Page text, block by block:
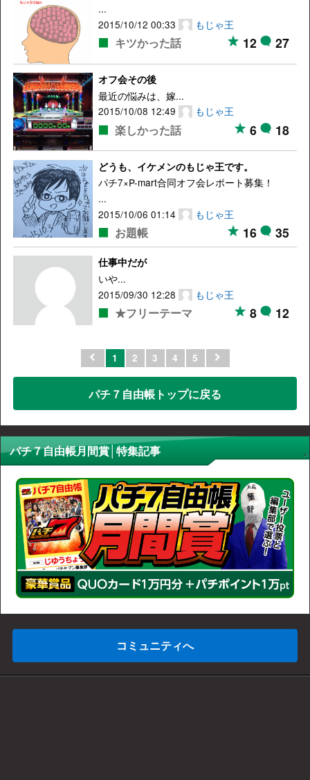
...
2015/10/12 00:33
もじゃ王
キツかった話 12 27
オフ会その後
最近の悩みは、嫁...
2015/10/08 12:49
もじゃ王
楽しかった話 6 18
どうも、イケメンのもじゃ王です。
パチ7×P-mart合同オフ会レポート募集！
...
2015/10/06 01:14
もじゃ王
お題帳 16 35
仕事中だが
いや...
2015/09/30 12:28
もじゃ王
★フリーテーマ 8 12
1 2 3 4 5
パチ７自由帳トップに戻る
パチ７自由帳月間賞│特集記事
コミュニティへ